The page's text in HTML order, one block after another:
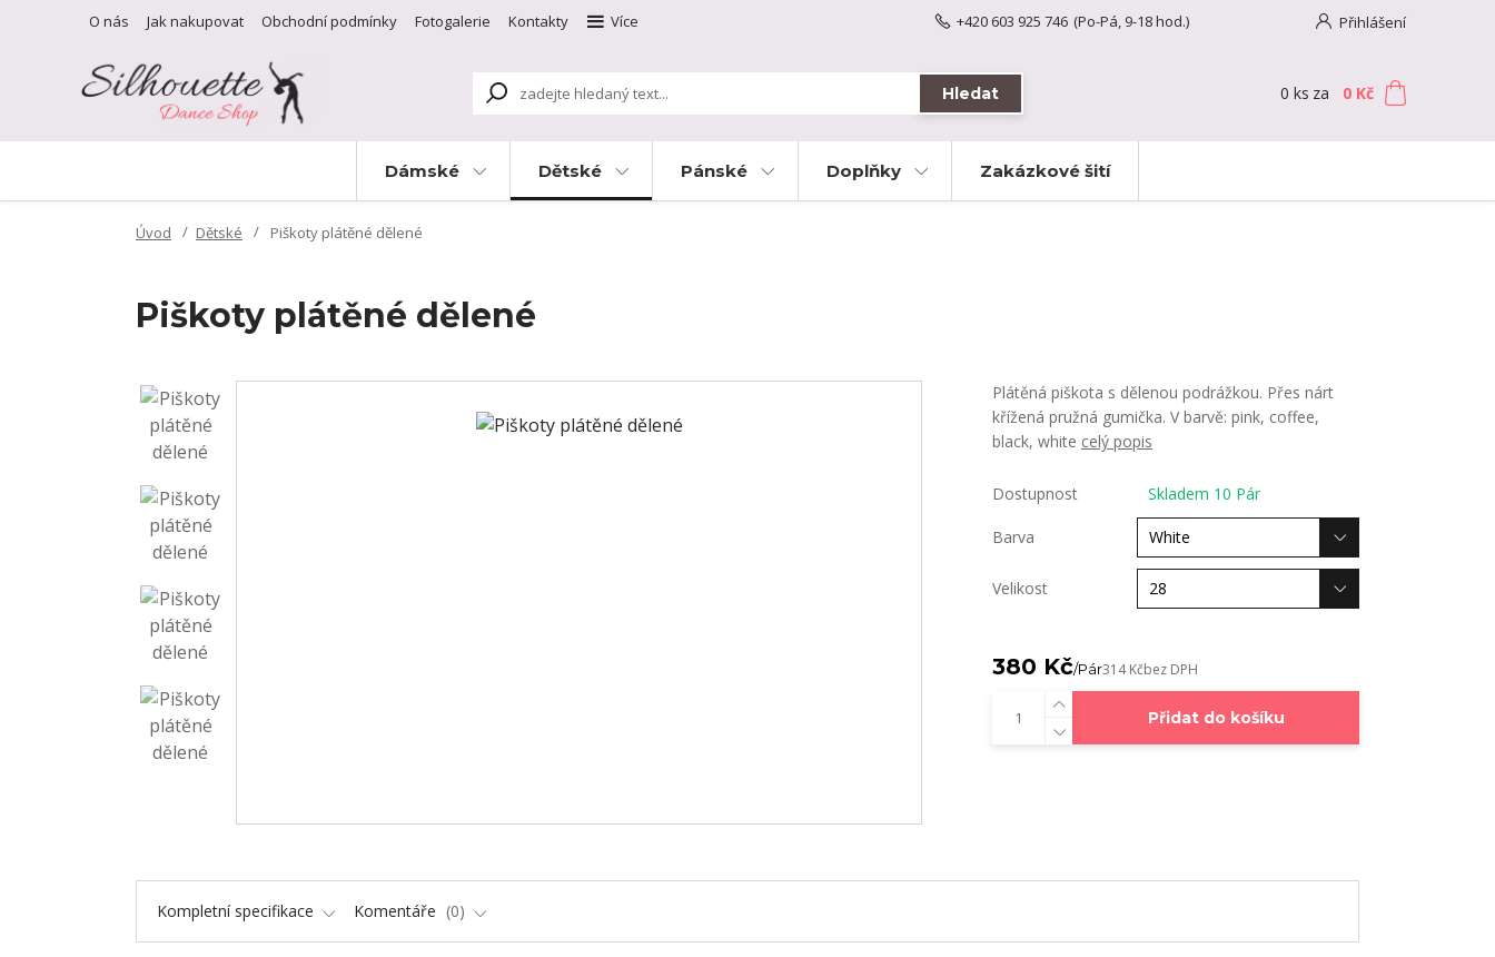
O nás Jak nakupovat Obchodní podmínky Fotogalerie Kontakty Více Přihlášení
Hledat
+420 603 925 746 (Po-Pá, 9-18 hod.)
0 ks za 0 Kč
Dámské Dětské Pánské Doplňky Zakázkové šití
Úvod Dětské Piškoty plátěné dělené
Piškoty plátěné dělené
Plátěná piškota s dělenou podrážkou. Přes nárt
křížená pružná gumička. V barvě: pink, coffee,
black, white celý popis
Dostupnost Skladem 10 Pár
Barva
Velikost
380 Kč/Pár314 Kčbez DPH
Přidat do košíku
Kompletní specifikace Komentáře 0